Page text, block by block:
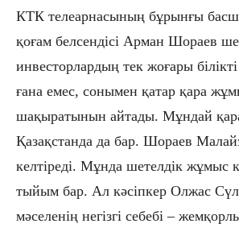
КТК телеарнасының бұрынғы
қоғам белсендісі Арман Шораев
инвесторлардың тек жоғары
ғана емес, сонымен қатар қара
шақыратынын айтады. Мұндай
Қазақстанда да бар. Шораев
келтіреді. Мұнда шетелдік жұмыс
тыйым бар. Ал кәсіпкер Олжас
мәселенің негізгі себебі –